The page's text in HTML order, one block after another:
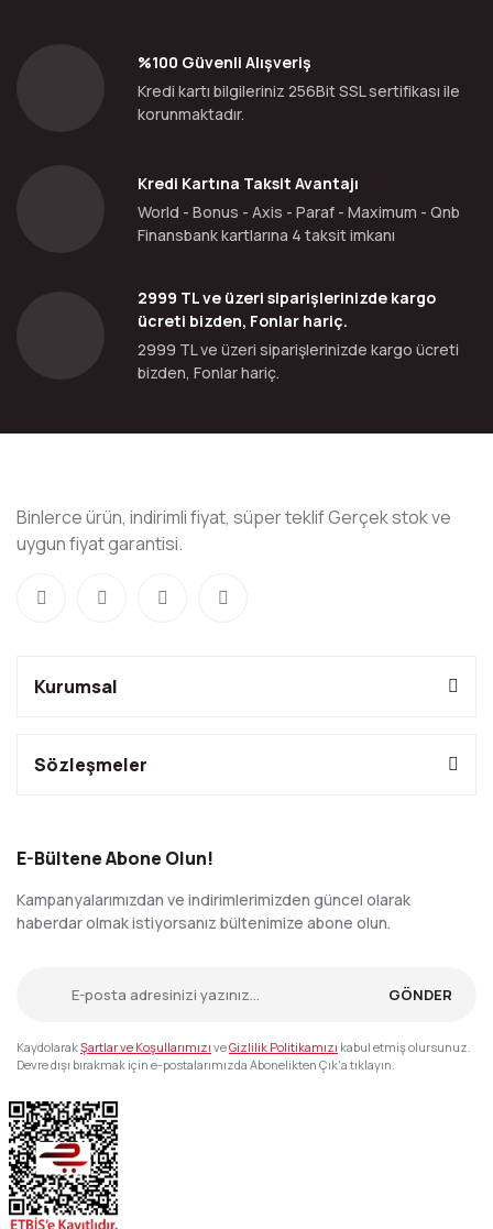
%100 Güvenli Alışveriş
Kredi kartı bilgileriniz 256Bit SSL sertifikası ile
korunmaktadır.
Kredi Kartına Taksit Avantajı
World - Bonus - Axis - Paraf - Maximum - Qnb
Finansbank kartlarına 4 taksit imkanı
2999 TL ve üzeri siparişlerinizde kargo
ücreti bizden, Fonlar hariç.
2999 TL ve üzeri siparişlerinizde kargo ücreti
bizden, Fonlar hariç.
Binlerce ürün, indirimli fiyat, süper teklif Gerçek stok ve
uygun fiyat garantisi.
Kurumsal
Sözleşmeler
E-Bültene Abone Olun!
Kampanyalarımızdan ve indirimlerimizden güncel olarak
haberdar olmak istiyorsanız bültenimize abone olun.
GÖNDER
KaydolarakŞartlar ve Koşullarımızı veGizlilik Politikamızı kabul etmiş olursunuz.
Devre dışı bırakmak için e-postalarımızda Abonelikten Çık'a tıklayın.